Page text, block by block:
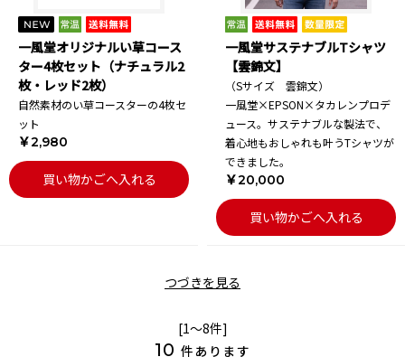
一風堂オリジナルい草コース
ター4枚セット（ナチュラル2
枚・レッド2枚）
自然素材のい草コースターの4枚セ
ット
￥2,980
買い物かごへ入れる
一風堂サステナブルTシャツ
【雲錦文】
（Sサイズ 雲錦文）
一風堂×EPSON×タカレンプロデ
ュース。サステナブルな製法で、
着心地もおしゃれも叶うTシャツが
できました。
￥20,000
買い物かごへ入れる
つづきを見る
[1～8件]
10 件あります